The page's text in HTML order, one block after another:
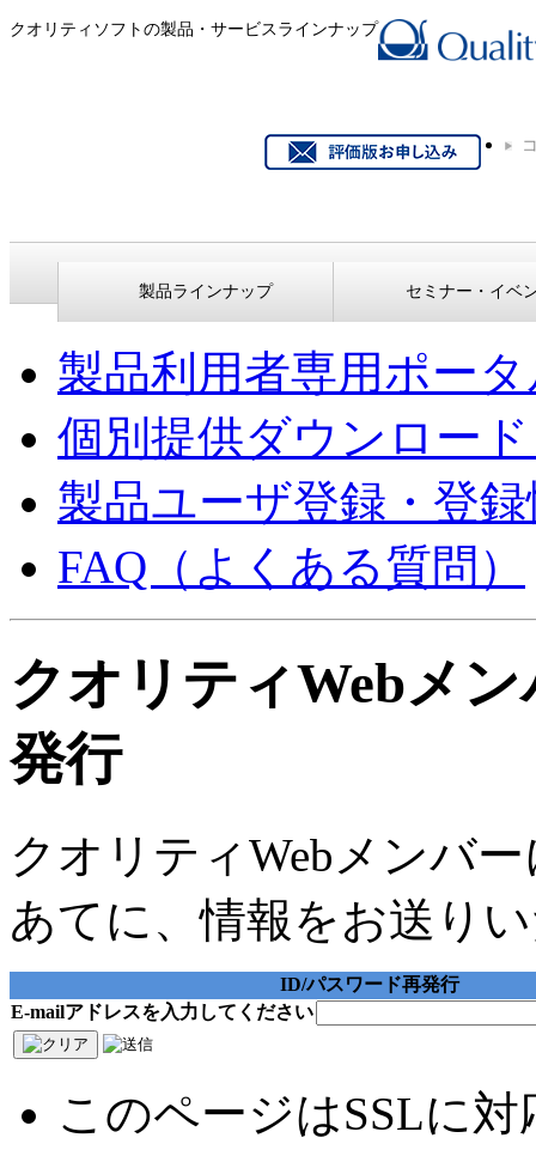
クオリティソフトの製品・サービスラインナップ
製品ラインナップ セミナー・イベ
製品利用者専用ポー
個別提供ダウンロー
製品ユーザ登録・登
FAQ（よくある質問）
クオリティWebメ
発行
クオリティWebメンバ
あてに、情報をお送り
ID/パスワード再発行
E-mailアドレスを入力してください
このページはSSLに